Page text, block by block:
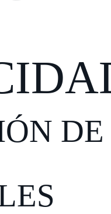
DE